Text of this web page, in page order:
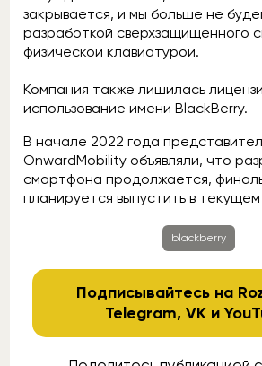
закрывается, и мы больше не
разработкой сверхзащищенного
физической клавиатурой.
Компания также лишилась
использование имени BlackBerry.
В начале 2022 года
OnwardMobility объявляли, что
смартфона продолжается,
планируется выпустить в текущем
blackberry
Подписывайтесь на
Telegram,VK и